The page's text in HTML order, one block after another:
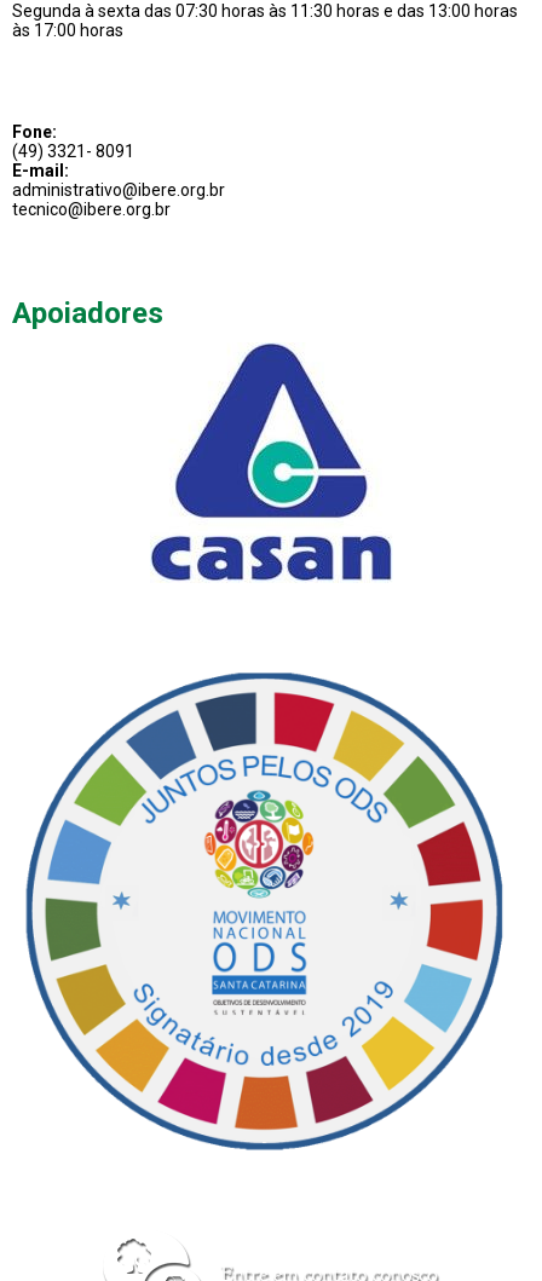
Segunda à sexta das 07:30 horas às 11:30 horas e das 13:00 horas
às 17:00 horas
Fone:
(49) 3321- 8091
E-mail:
administrativo@ibere.org.br
tecnico@ibere.org.br
Apoiadores